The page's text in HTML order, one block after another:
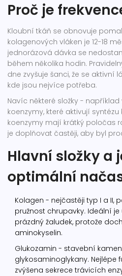
Proč je
Kloubní tkáň se obnovuje
kolagenových vláken je 12-18
jednorázová dávka se
během několika hodin.
dne zvyšuje šanci, že se aktivní
kde jsou nejvíce potřeba.
Navíc některé složky -
koenzymy, které aktivují
koenzymy mají krátký poločas
je doplňovat častěji, aby byl
Hlavní složky a
optimální
Kolagen - nejčastěji typ I a II,
pružnost chrupavky. Ideální
prázdný žaludek, protože
aminokyselin.
Glukozamin - stavební
glykosaminoglykany. Nejlépe
zvýšena sekrece trávicích